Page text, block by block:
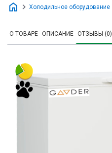
Холодильное оборудование
О ТОВАРЕ ОПИСАНИЕ ОТЗЫВЫ (0)